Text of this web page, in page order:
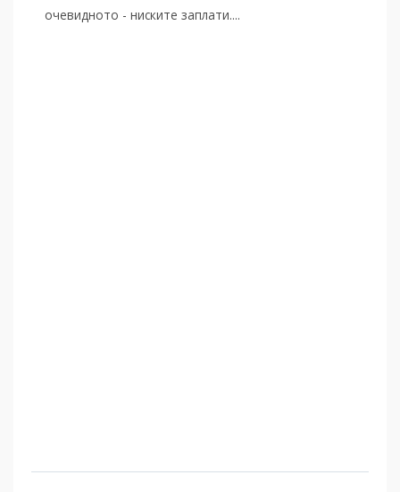
очевидното - ниските заплати....